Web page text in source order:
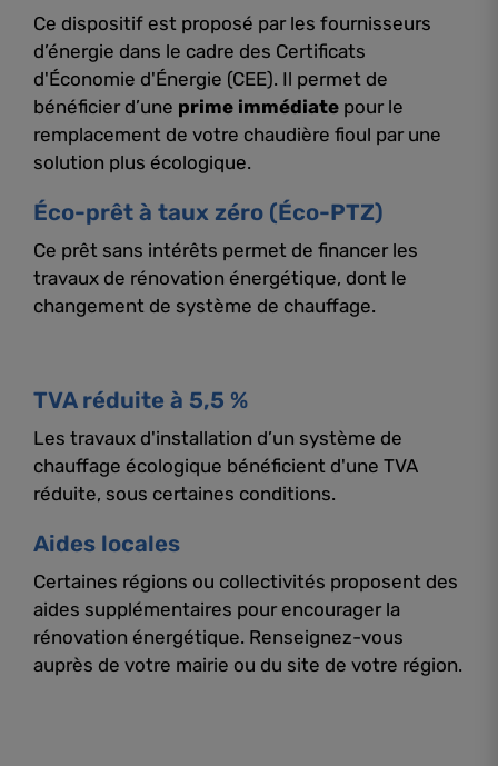
Ce dispositif est proposé par les fournisseurs
d’énergie dans le cadre des Certificats
d'Économie d'Énergie (CEE). Il permet de
bénéficier d’une prime immédiate pour le
remplacement de votre chaudière fioul par une
solution plus écologique.
Éco-prêt à taux zéro (Éco-PTZ)
Ce prêt sans intérêts permet de financer les
travaux de rénovation énergétique, dont le
changement de système de chauffage.
TVA réduite à 5,5 %
Les travaux d'installation d’un système de
chauffage écologique bénéficient d'une TVA
réduite, sous certaines conditions.
Aides locales
Certaines régions ou collectivités proposent des
aides supplémentaires pour encourager la
rénovation énergétique. Renseignez-vous
auprès de votre mairie ou du site de votre région.